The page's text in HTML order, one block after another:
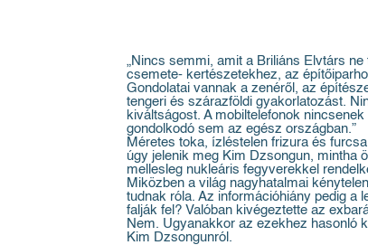
„Nincs semmi, amit a Briliáns Elvtárs
csemete- kertészetekhez, az
Gondolatai vannak a zenéről, az
tengeri és szárazföldi gyakorlatozást.
kiváltságost. A mobiltelefonok
gondolkodó sem az egész országban.”
Méretes toka, ízléstelen frizura és
úgy jelenik meg Kim Dzsongun, mintha
mellesleg nukleáris fegyverekkel
Miközben a világ nagyhatalmai
tudnak róla. Az információhiány pedig a
falják fel? Valóban kivégeztette az
Nem. Ugyanakkor az ezekhez hasonló
Kim Dzsongunról.